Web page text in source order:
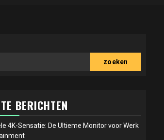
zoeken
BERICHTEN
4K-Sensatie: De Ultieme Monitor voor Werk